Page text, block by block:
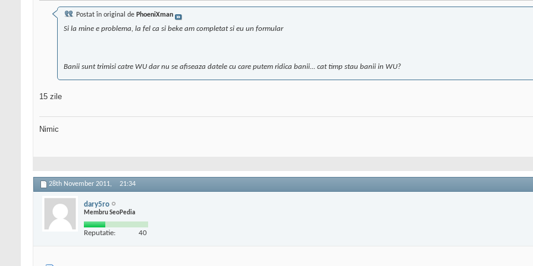
Postat în original de PhoeniXman
Si la mine e problema, la fel ca si beke am completat si eu un formular
Banii sunt trimisi catre WU dar nu se afiseaza datele cu care putem ridica banii... cat timp stau banii in WU?
15 zile
Nimic
28th November 2011, 21:34
dary5ro
Membru SeoPedia
Reputatie: 40